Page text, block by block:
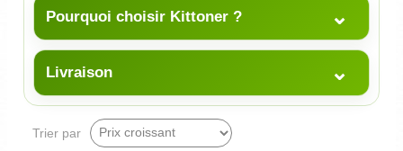
Pourquoi choisir Kittoner ? ⌄
Livraison ⌄
Trier par